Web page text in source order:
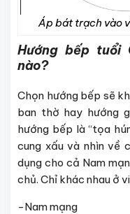
Áp bát trạch vào
Hướng bếp tuổi
nào?
Chọn hướng bếp sẽ
ban thờ hay hướng
hướng bếp là “tọa
cung xấu và nhìn về
dụng cho cả Nam
chủ. Chỉ khác nhau ở
-Nam mạng